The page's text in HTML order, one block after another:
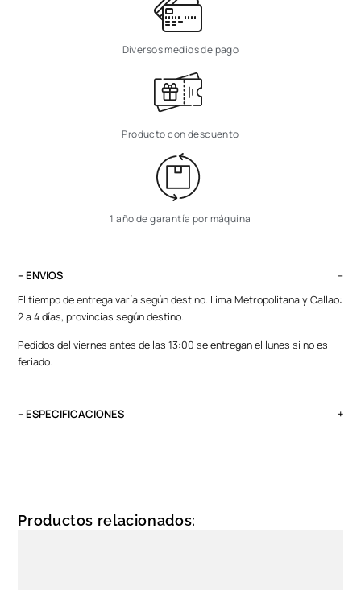
Diversos medios de pago
Producto con descuento
1 año de garantía por máquina
– ENVIOS
El tiempo de entrega varía según destino. Lima Metropolitana y Callao:
2 a 4 días, provincias según destino.
Pedidos del viernes antes de las 13:00 se entregan el lunes si no es
feriado.
– ESPECIFICACIONES
UV 400
Productos relacionados: